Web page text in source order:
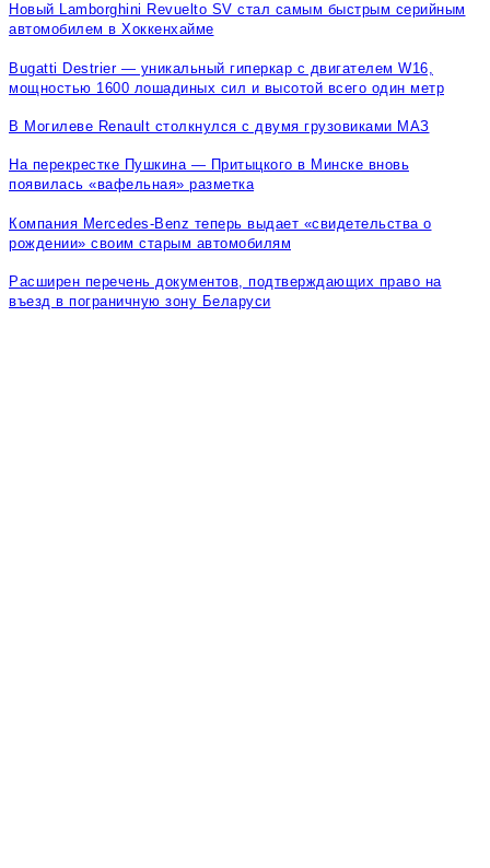
Новый Lamborghini Revuelto SV стал самым быстрым серийным
автомобилем в Хоккенхайме
Bugatti Destrier — уникальный гиперкар с двигателем W16,
мощностью 1600 лошадиных сил и высотой всего один метр
В Могилеве Renault столкнулся с двумя грузовиками МАЗ
На перекрестке Пушкина — Притыцкого в Минске вновь
появилась «вафельная» разметка
Компания Mercedes-Benz теперь выдает «свидетельства о
рождении» своим старым автомобилям
Расширен перечень документов, подтверждающих право на
въезд в пограничную зону Беларуси